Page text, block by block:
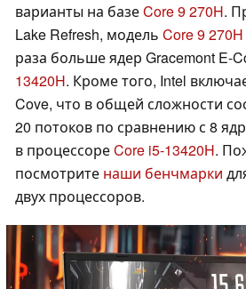
варианты на базеCore 9 270H.
Lake Refresh, модель Core 9 270H
раза больше ядер Gracemont E-
13420H. Кроме того, Intel
Cove, что в общей сложности
20 потоков по сравнению с 8
в процессореCore i5-13420H.
посмотрите наши бенчмарки
двух процессоров.